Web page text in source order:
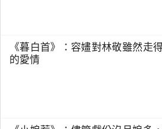
《暮白首》：容嫿對林敬雖然走
的愛情